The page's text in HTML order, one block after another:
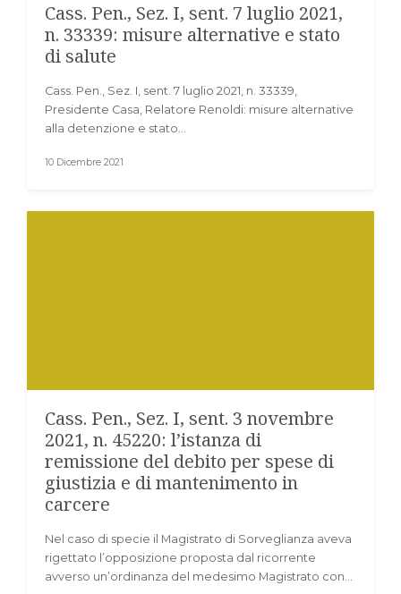
Cass. Pen., Sez. I, sent. 7 luglio 2021,
n. 33339: misure alternative e stato
di salute
Cass. Pen., Sez. I, sent. 7 luglio 2021, n. 33339,
Presidente Casa, Relatore Renoldi: misure alternative
alla detenzione e stato…
10 Dicembre 2021
Cass. Pen., Sez. I, sent. 3 novembre
2021, n. 45220: l’istanza di
remissione del debito per spese di
giustizia e di mantenimento in
carcere
Nel caso di specie il Magistrato di Sorveglianza aveva
rigettato l’opposizione proposta dal ricorrente
avverso un’ordinanza del medesimo Magistrato con…